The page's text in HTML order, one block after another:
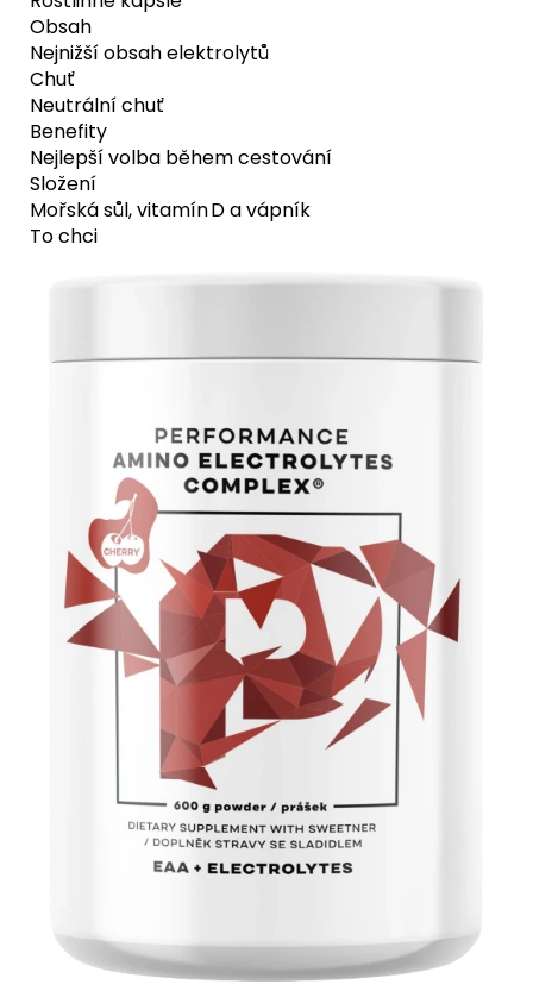
Obsah
Nejnižší obsah elektrolytů
Chuť
Neutrální chuť
Benefity
Nejlepší volba během cestování
Složení
Mořská sůl, vitamín D a vápník
To chci